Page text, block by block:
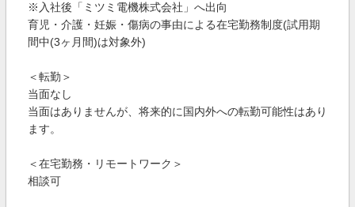
※入社後「ミツミ電機株式会社」へ出向
育児・介護・妊娠・傷病の事由による在宅勤務制度(試用期
間中(3ヶ月間)は対象外)
＜転勤＞
当面なし
当面はありませんが、将来的に国内外への転勤可能性はあり
ます。
＜在宅勤務・リモートワーク＞
相談可